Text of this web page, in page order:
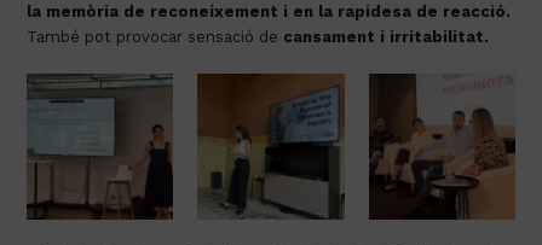
la memòria de reconeixement i en la rapidesa de reacció.
També pot provocar sensació de cansament i irritabilitat.